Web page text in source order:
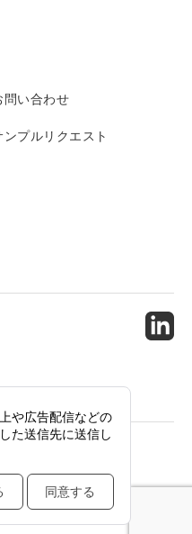
問い合わせ
ンプルリクエスト
Reserved.